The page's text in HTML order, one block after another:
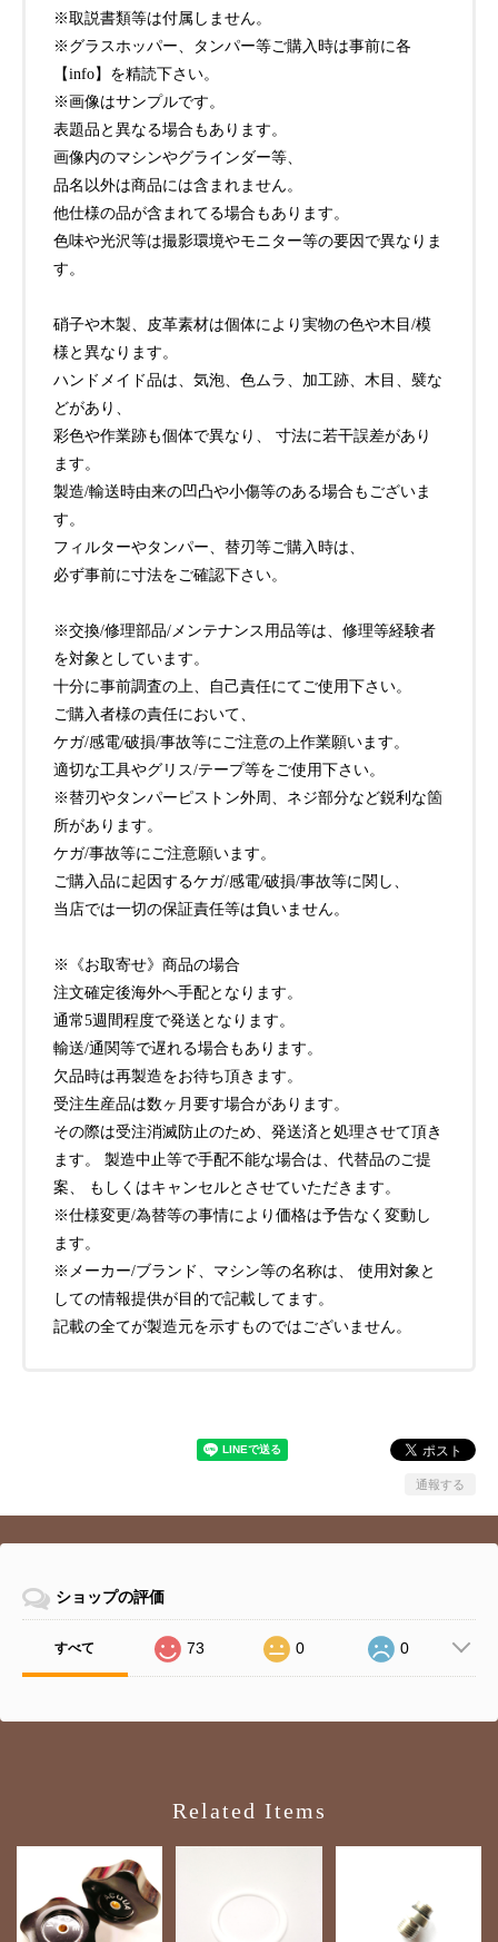
※取説書類等は付属しません。
※グラスホッパー、タンパー等ご購入時は事前に各
【info】を精読下さい。
※画像はサンプルです。
表題品と異なる場合もあります。
画像内のマシンやグラインダー等、
品名以外は商品には含まれません。
他仕様の品が含まれてる場合もあります。
色味や光沢等は撮影環境やモニター等の要因で異なりま
す。
硝子や木製、皮革素材は個体により実物の色や木目/模
様と異なります。
ハンドメイド品は、気泡、色ムラ、加工跡、木目、襞な
どがあり、
彩色や作業跡も個体で異なり、 寸法に若干誤差があり
ます。
製造/輸送時由来の凹凸や小傷等のある場合もございま
す。
フィルターやタンパー、替刃等ご購入時は、
必ず事前に寸法をご確認下さい。
※交換/修理部品/メンテナンス用品等は、修理等経験者
を対象としています。
十分に事前調査の上、自己責任にてご使用下さい。
ご購入者様の責任において、
ケガ/感電/破損/事故等にご注意の上作業願います。
適切な工具やグリス/テープ等をご使用下さい。
※替刃やタンパーピストン外周、ネジ部分など鋭利な箇
所があります。
ケガ/事故等にご注意願います。
ご購入品に起因するケガ/感電/破損/事故等に関し、
当店では一切の保証責任等は負いません。
※《お取寄せ》商品の場合
注文確定後海外へ手配となります。
通常5週間程度で発送となります。
輸送/通関等で遅れる場合もあります。
欠品時は再製造をお待ち頂きます。
受注生産品は数ヶ月要す場合があります。
その際は受注消滅防止のため、発送済と処理させて頂き
ます。 製造中止等で手配不能な場合は、代替品のご提
案、 もしくはキャンセルとさせていただきます。
※仕様変更/為替等の事情により価格は予告なく変動し
ます。
※メーカー/ブランド、マシン等の名称は、 使用対象と
しての情報提供が目的で記載してます。
記載の全てが製造元を示すものではございません。
通報する
ショップの評価
すべて 73 0 0
Related Items